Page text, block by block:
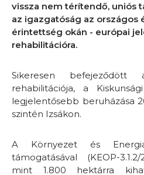
vissza nem térítendő, uniós
az igazgatóság az országos
érintettség okán - európai
rehabilitációra.
Sikeresen
rehabilitációja, a
legjelentősebb beruházása
szintén Izsákon.
A Környezet és
támogatásával (KEOP-
mint 1.800 hektárra